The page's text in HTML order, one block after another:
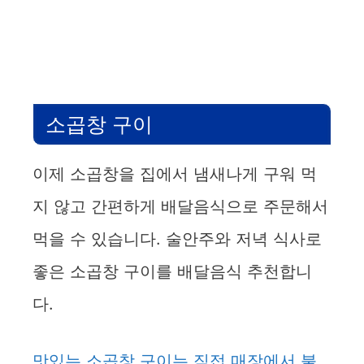
소곱창 구이
이제 소곱창을 집에서 냄새나게 구워 먹
지 않고 간편하게 배달음식으로 주문해서
먹을 수 있습니다. 술안주와 저녁 식사로
좋은 소곱창 구이를 배달음식 추천합니
다.